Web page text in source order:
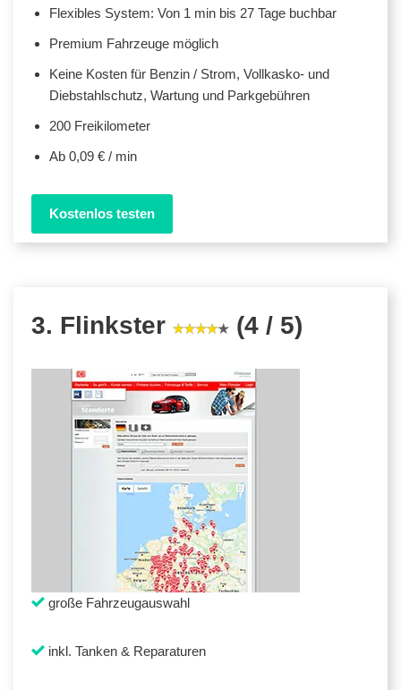
Flexibles System: Von 1 min bis 27 Tage buchbar
Premium Fahrzeuge möglich
Keine Kosten für Benzin / Strom, Vollkasko- und
Diebstahlschutz, Wartung und Parkgebühren
200 Freikilometer
Ab 0,09 € / min
Kostenlos testen
3. Flinkster (4 / 5)
große Fahrzeugauswahl
inkl. Tanken & Reparaturen